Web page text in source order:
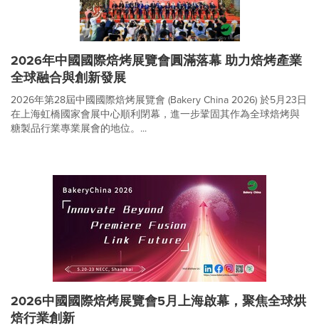
2026年中國國際焙烤展覽會圓滿落幕 助力焙烤產業
全球融合與創新發展
2026年第28屆中國國際焙烤展覽會 (Bakery China 2026) 於5月23日
在上海虹橋國家會展中心順利閉幕，進一步鞏固其作為全球焙烤與
糖製品行業專業展會的地位。...
2026中國國際焙烤展覽會5月上海啟幕，聚焦全球烘
焙行業創新